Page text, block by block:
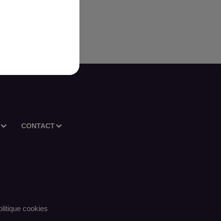
CONTACT
cookies